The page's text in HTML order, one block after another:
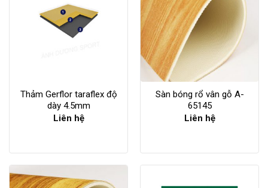
Thảm Gerflor taraflex độ
dày 4.5mm
Liên hệ
Sàn bóng rổ vân gỗ A-
65145
Liên hệ